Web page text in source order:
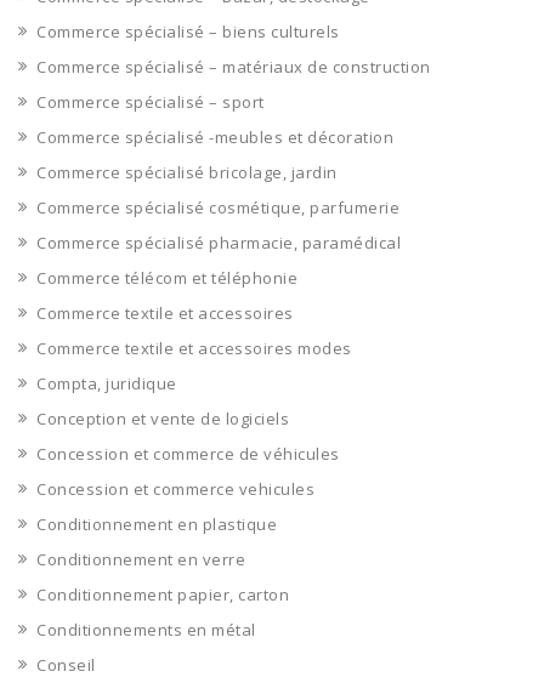
Commerce spécialisé – biens culturels
Commerce spécialisé – matériaux de construction
Commerce spécialisé – sport
Commerce spécialisé -meubles et décoration
Commerce spécialisé bricolage, jardin
Commerce spécialisé cosmétique, parfumerie
Commerce spécialisé pharmacie, paramédical
Commerce télécom et téléphonie
Commerce textile et accessoires
Commerce textile et accessoires modes
Compta, juridique
Conception et vente de logiciels
Concession et commerce de véhicules
Concession et commerce vehicules
Conditionnement en plastique
Conditionnement en verre
Conditionnement papier, carton
Conditionnements en métal
Conseil